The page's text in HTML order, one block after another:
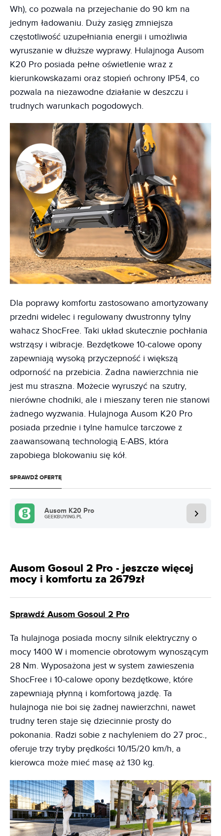
Wh), co pozwala na przejechanie do 90 km na
jednym ładowaniu. Duży zasięg zmniejsza
częstotliwość uzupełniania energii i umożliwia
wyruszanie w dłuższe wyprawy. Hulajnoga Ausom
K20 Pro posiada pełne oświetlenie wraz z
kierunkowskazami oraz stopień ochrony IP54, co
pozwala na niezawodne działanie w deszczu i
trudnych warunkach pogodowych.
Dla poprawy komfortu zastosowano amortyzowany
przedni widelec i regulowany dwustronny tylny
wahacz ShocFree. Taki układ skutecznie pochłania
wstrząsy i wibracje. Bezdętkowe 10-calowe opony
zapewniają wysoką przyczepność i większą
odporność na przebicia. Żadna nawierzchnia nie
jest mu straszna. Możecie wyruszyć na szutry,
nierówne chodniki, ale i mieszany teren nie stanowi
żadnego wyzwania. Hulajnoga Ausom K20 Pro
posiada przednie i tylne hamulce tarczowe z
zaawansowaną technologią E-ABS, która
zapobiega blokowaniu się kół.
SPRAWDŹ OFERTĘ
Ausom K20 Pro
GEEKBUYING.PL
Ausom Gosoul 2 Pro - jeszcze więcej
mocy i komfortu za 2679zł
Sprawdź Ausom Gosoul 2 Pro
Ta hulajnoga posiada mocny silnik elektryczny o
mocy 1400 W i momencie obrotowym wynoszącym
28 Nm. Wyposażona jest w system zawieszenia
ShocFree i 10-calowe opony bezdętkowe, które
zapewniają płynną i komfortową jazdę. Ta
hulajnoga nie boi się żadnej nawierzchni, nawet
trudny teren staje się dziecinnie prosty do
pokonania. Radzi sobie z nachyleniem do 27 proc.,
oferuje trzy tryby prędkości 10/15/20 km/h, a
kierowca może mieć masę aż 130 kg.